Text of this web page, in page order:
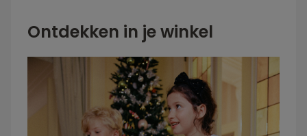
Ontdekken in je winkel